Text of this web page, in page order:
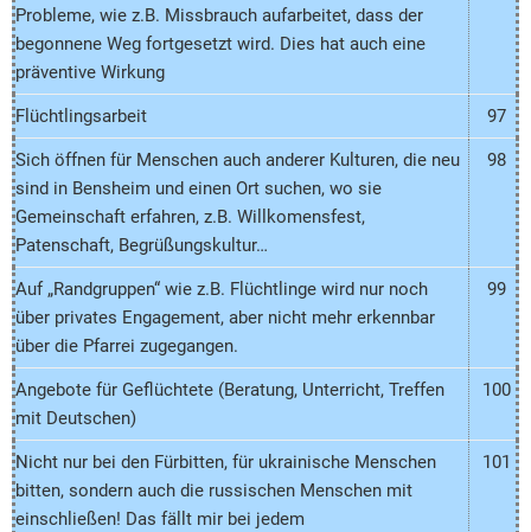
Probleme, wie z.B. Missbrauch aufarbeitet, dass der
begonnene Weg fortgesetzt wird. Dies hat auch eine
präventive Wirkung
Flüchtlingsarbeit 97
Sich öffnen für Menschen auch anderer Kulturen, die neu
sind in Bensheim und einen Ort suchen, wo sie
Gemeinschaft erfahren, z.B. Willkomensfest,
Patenschaft, Begrüßungskultur…
98
Auf „Randgruppen“ wie z.B. Flüchtlinge wird nur noch
über privates Engagement, aber nicht mehr erkennbar
über die Pfarrei zugegangen.
99
Angebote für Geflüchtete (Beratung, Unterricht, Treffen
mit Deutschen)
100
Nicht nur bei den Fürbitten, für ukrainische Menschen
bitten, sondern auch die russischen Menschen mit
einschließen! Das fällt mir bei jedem
101